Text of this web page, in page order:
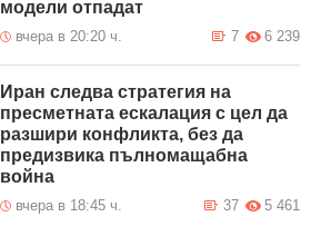
модели отпадат
вчера в 20:20 ч. 6 239
7
Иран следва стратегия на
пресметната ескалация с цел да
разшири конфликта, без да
предизвика пълномащабна
война
вчера в 18:45 ч. 5 461
37